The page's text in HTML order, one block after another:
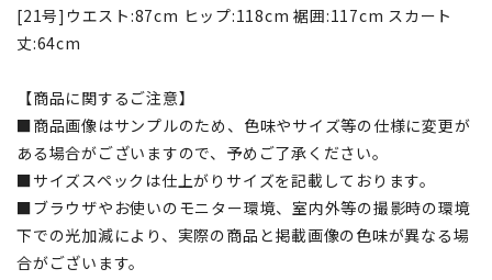
[21号]ウエスト:87cm ヒップ:118cm 裾囲:117cm スカート
丈:64cm
【商品に関するご注意】
■商品画像はサンプルのため、色味やサイズ等の仕様に変更が
ある場合がございますので、予めご了承ください。
■サイズスペックは仕上がりサイズを記載しております。
■ブラウザやお使いのモニター環境、室内外等の撮影時の環境
下での光加減により、実際の商品と掲載画像の色味が異なる場
合がございます。